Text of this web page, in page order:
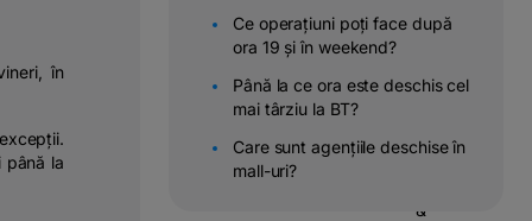
&
în
până la
Ce operațiuni poți face după
ora 19 și în weekend?
Până la ce ora este deschis cel
mai târziu la BT?
Care sunt agențiile deschise în
mall-uri?